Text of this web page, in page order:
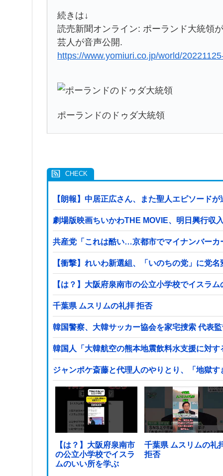
続きは↓
読売新聞オンライン: ポーランド大統領
芸人が音声公開.
https://www.yomiuri.co.jp/world/
ポーランドのドゥダ大統領
【朗報】中居正広さん、また聖人エピソード
劇場版映画ちいかわTHE MOVIE、明日興行収
共産党「これは酷い…京都市でマイナンバー
【衝撃】れいわ新選組、「いのちの党」に党
【は？】大阪府泉南市の公立小学校でイスラ
千葉県 ムスリムの礼拝 拒否
韓国警察、大韓サッカー協会を家宅捜索 代表
韓国人「大韓航空の熊本地震飲料水支援に対
ジャンポケ斎藤と代理人のやりとり、「地獄
【は？】大阪府泉南市
の公立小学校でイスラ
ムのいい所を学ぶ
千葉県 ムスリムの礼
拒否